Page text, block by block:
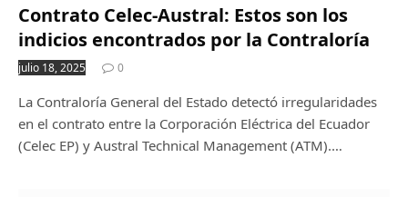
Contrato Celec-Austral: Estos son los
indicios encontrados por la Contraloría
julio 18, 2025 0
La Contraloría General del Estado detectó irregularidades
en el contrato entre la Corporación Eléctrica del Ecuador
(Celec EP) y Austral Technical Management (ATM).…